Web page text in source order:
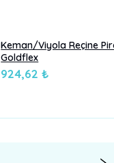
Keman/Viyola Reçine
Goldflex
924,62 ₺